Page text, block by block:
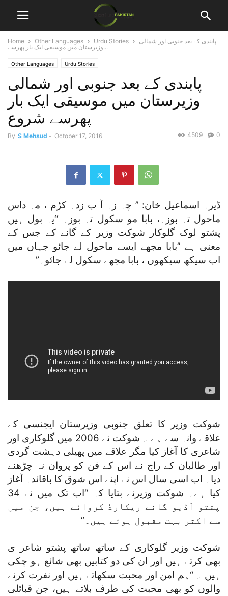
Home Other Languages Urdu Stories
پابندی کے بعد جنوبی اور شمالی
وزیرستان میں موسیقی ایک بار پھرسے...
Other Languages Urdu Stories
پابندی کے بعد جنوبی اور شمالی
وزیرستان میں موسیقی ایک بار
پھرسے شروع
By S Mehsud - October 17, 2016 0
4509
ڈیرہ اسماعیل خان: ’’ چہ زہ آ ب زدہ کڑم ، مہ داس
ماحول تہ بوزہ، بابا مو سکول تہ بوزہ ‘‘یہ بول ہیں
پشتو لوک گلوکار شوکت وزیر کے گانے کے جس کے
معنی ہے ’’بابا مجھے ایسے ماحول لے جائو جہاں میں
اب سیکھ سیکھوں ، بابا مجھے سکول لے جائو۔”
شوکت وزیر کا تعلق جنوبی وزیرستان ایجنسی کے
علاقے وانہ سے ہے ۔ شوکت نے 2006 میں گلوکاری اور
شاعری کا آغاز کیا مگر علاقے میں پھیلی دہشت گردی
اور طالبان کے راج نے اس کے فن کو پروان نہ چڑھنے
دیا۔ اب اسی سال اس نے اپنے اس شوق کا باقائدہ آغاز
کیا ہے۔ شوکت وزیرنے بتایا کہ “اب تک میں نے 34
پشتو آڈیو گانے ریکارڈ کروائے ہیں، جن میں
سے اکثر بہت مقبول ہوئے ہیں۔”
شوکت وزیر گلوکاری کے ساتھ ساتھ پشتو شاعر ی
بھی کرتے ہیں اور ان کی دو کتابیں بھی شائع ہو چکی
ہیں ۔ “ہم امن اور محبت سکھاتے ہیں اور نفرت کرنے
والوں کو بھی محبت کی طرف بلاتے ہیں، جن قبائلی